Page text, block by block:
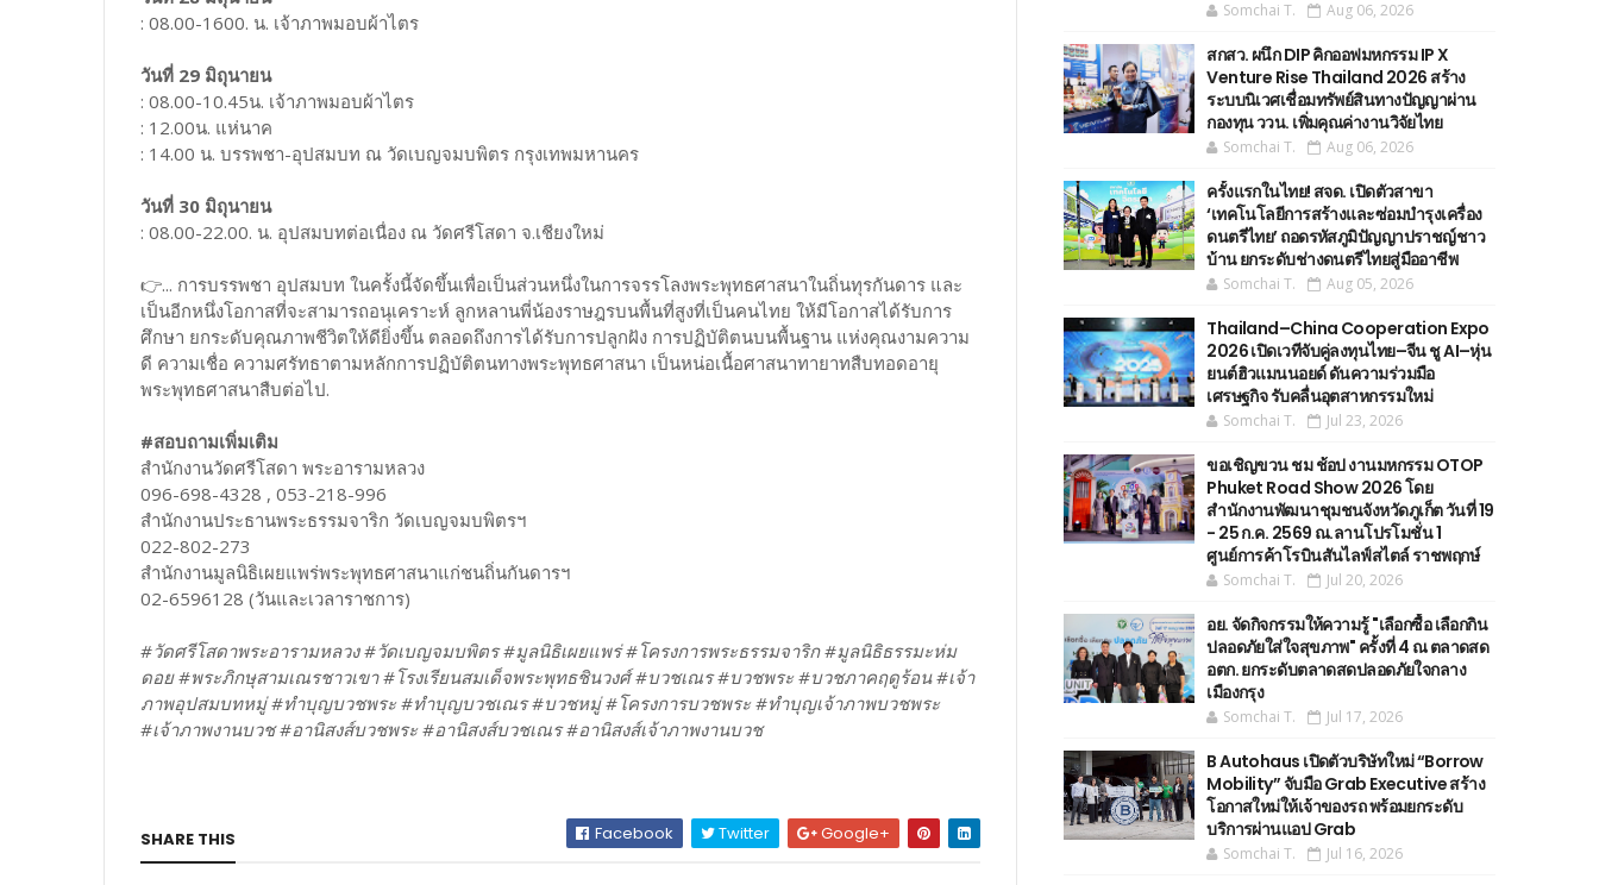
: 08.00-1600. น. เจ้าภาพมอบผ้าไตร
วันที่ 29 มิถุนายน
: 08.00-10.45น. เจ้าภาพมอบผ้าไตร
: 12.00น. แห่นาค
: 14.00 น. บรรพชา-อุปสมบท ณ วัดเบญจมบพิตร กรุงเทพมหานคร
วันที่ 30 มิถุนายน
: 08.00-22.00. น. อุปสมบทต่อเนื่อง ณ วัดศรีโสดา จ.เชียงใหม่
👉... การบรรพชา อุปสมบท ในครั้งนี้จัดขึ้นเพื่อเป็นส่วนหนึ่งในการจรรโลงพระพุทธศาสนาในถิ่นทุรกันดาร และ
เป็นอีกหนึ่งโอกาสที่จะสามารถอนุเคราะห์ ลูกหลานพี่น้องราษฎรบนพื้นที่สูงที่เป็นคนไทย ให้มีโอกาสได้รับการ
ศึกษา ยกระดับคุณภาพชีวิตให้ดียิ่งขึ้น ตลอดถึงการได้รับการปลูกฝัง การปฏิบัติตนบนพื้นฐาน แห่งคุณงามความ
ดี ความเชื่อ ความศรัทธาตามหลักการปฏิบัติตนทางพระพุทธศาสนา เป็นหน่อเนื้อศาสนาทายาทสืบทอดอายุ
พระพุทธศาสนาสืบต่อไป.
#สอบถามเพิ่มเติม
สำนักงานวัดศรีโสดา พระอารามหลวง
096-698-4328 , 053-218-996
สำนักงานประธานพระธรรมจาริก วัดเบญจมบพิตรฯ
022-802-273
สำนักงานมูลนิธิเผยแพร่พระพุทธศาสนาแก่ชนถิ่นกันดารฯ
02-6596128 (วันและเวลาราชการ)
#วัดศรีโสดาพระอารามหลวง #วัดเบญจมบพิตร #มูลนิธิเผยแพร่ #โครงการพระธรรมจาริก #มูลนิธิธรรมะห่ม
ดอย #พระภิกษุสามเณรชาวเขา #โรงเรียนสมเด็จพระพุทธชินวงศ์ #บวชเณร #บวชพระ #บวชภาคฤดูร้อน #เจ้า
ภาพอุปสมบทหมู่ #ทำบุญบวชพระ #ทำบุญบวชเณร #บวชหมู่ #โครงการบวชพระ #ทำบุญเจ้าภาพบวชพระ
#เจ้าภาพงานบวช #อานิสงส์บวชพระ #อานิสงส์บวชเณร #อานิสงส์เจ้าภาพงานบวช
SHARE THIS Facebook Twitter Google+
Somchai T. Aug 06, 2026
สกสว. ผนึก DIP คิกออฟมหกรรม IP X
Venture Rise Thailand 2026 สร้าง
ระบบนิเวศเชื่อมทรัพย์สินทางปัญญาผ่าน
กองทุน ววน. เพิ่มคุณค่างานวิจัยไทย
Somchai T. Aug 06, 2026
ครั้งแรกในไทย! สจด. เปิดตัวสาขา
‘เทคโนโลยีการสร้างและซ่อมบำรุงเครื่อง
ดนตรีไทย’ ​ถอดรหัสภูมิปัญญาปราชญ์ชาว
บ้าน ยกระดับช่างดนตรีไทยสู่มืออาชีพ
Somchai T. Aug 05, 2026
Thailand–China Cooperation Expo
2026 เปิดเวทีจับคู่ลงทุนไทย–จีน ชู AI–หุ่น
ยนต์ฮิวแมนนอยด์ ดันความร่วมมือ
เศรษฐกิจ รับคลื่นอุตสาหกรรมใหม่
Somchai T. Jul 23, 2026
ขอเชิญขวน ชม ช้อป งานมหกรรม OTOP
Phuket Road Show 2026 โดย
สำนักงานพัฒนาชุมชนจังหวัดภูเก็ต วันที่ 19
- 25 ก.ค. 2569 ณ.ลานโปรโมชั่น 1
ศูนย์การค้าโรบินสันไลฟ์สไตล์ ราชพฤกษ์
Somchai T. Jul 20, 2026
อย. จัดกิจกรรมให้ความรู้ "เลือกซื้อ เลือกกิน
ปลอดภัยใส่ใจสุขภาพ" ครั้งที่ 4 ณ ตลาดสด
อตก. ยกระดับตลาดสดปลอดภัยใจกลาง
เมืองกรุง
Somchai T. Jul 17, 2026
B Autohaus เปิดตัวบริษัทใหม่ “Borrow
Mobility” จับมือ Grab Executive สร้าง
โอกาสใหม่ให้เจ้าของรถ พร้อมยกระดับ
บริการผ่านแอป Grab
Somchai T. Jul 16, 2026